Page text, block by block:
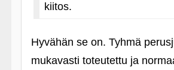
kiitos.
Hyvähän se on. Tyhmä
mukavasti toteutettu ja